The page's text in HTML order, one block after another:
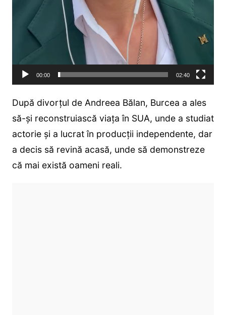
00:00 02:40
După divorțul de Andreea Bălan, Burcea a ales
să-și reconstruiască viața în SUA, unde a studiat
actorie și a lucrat în producții independente, dar
a decis să revină acasă, unde să demonstreze
că mai există oameni reali.